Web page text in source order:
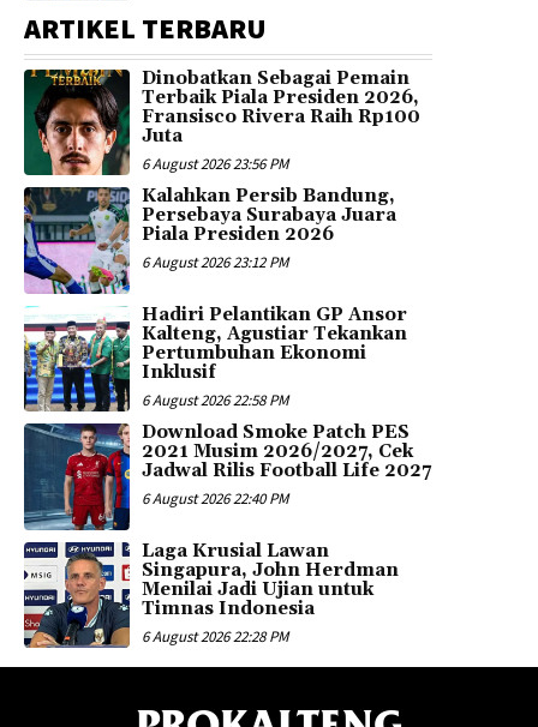
ARTIKEL TERBARU
Dinobatkan Sebagai Pemain
Terbaik Piala Presiden 2026,
Fransisco Rivera Raih Rp100
Juta
6 August 2026 23:56 PM
Kalahkan Persib Bandung,
Persebaya Surabaya Juara
Piala Presiden 2026
6 August 2026 23:12 PM
Hadiri Pelantikan GP Ansor
Kalteng, Agustiar Tekankan
Pertumbuhan Ekonomi
Inklusif
6 August 2026 22:58 PM
Download Smoke Patch PES
2021 Musim 2026/2027, Cek
Jadwal Rilis Football Life 2027
6 August 2026 22:40 PM
Laga Krusial Lawan
Singapura, John Herdman
Menilai Jadi Ujian untuk
Timnas Indonesia
6 August 2026 22:28 PM